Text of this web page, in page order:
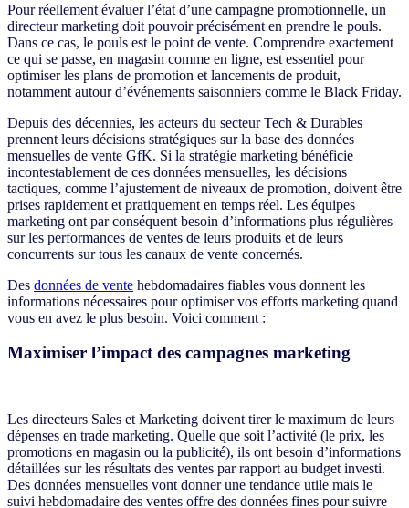
Pour réellement évaluer l’état d’une campagne promotionnelle, un
directeur marketing doit pouvoir précisément en prendre le pouls.
Dans ce cas, le pouls est le point de vente. Comprendre exactement
ce qui se passe, en magasin comme en ligne, est essentiel pour
optimiser les plans de promotion et lancements de produit,
notamment autour d’événements saisonniers comme le Black Friday.
Depuis des décennies, les acteurs du secteur Tech & Durables
prennent leurs décisions stratégiques sur la base des données
mensuelles de vente GfK. Si la stratégie marketing bénéficie
incontestablement de ces données mensuelles, les décisions
tactiques, comme l’ajustement de niveaux de promotion, doivent être
prises rapidement et pratiquement en temps réel. Les équipes
marketing ont par conséquent besoin d’informations plus régulières
sur les performances de ventes de leurs produits et de leurs
concurrents sur tous les canaux de vente concernés.
Des données de vente hebdomadaires fiables vous donnent les
informations nécessaires pour optimiser vos efforts marketing quand
vous en avez le plus besoin. Voici comment :
Maximiser l’impact des campagnes marketing
Les directeurs Sales et Marketing doivent tirer le maximum de leurs
dépenses en trade marketing. Quelle que soit l’activité (le prix, les
promotions en magasin ou la publicité), ils ont besoin d’informations
détaillées sur les résultats des ventes par rapport au budget investi.
Des données mensuelles vont donner une tendance utile mais le
suivi hebdomadaire des ventes offre des données fines pour suivre